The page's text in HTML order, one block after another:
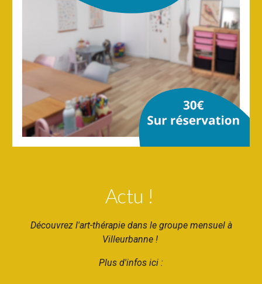
Actu !
Découvrez l'art-thérapie dans le groupe mensuel à
Villeurbanne !
Plus d'infos ici :